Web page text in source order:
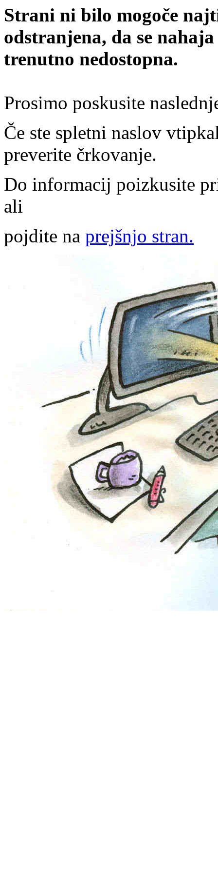
Strani ni bilo mogoče
odstranjena, da se
trenutno nedostopna.
Prosimo poskusite
Če ste spletni naslov
preverite črkovanje.
Do informacij poizkusite
ali
pojdite na prejšnjo stran.